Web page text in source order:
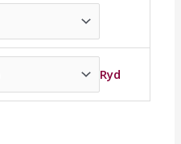
Ryd